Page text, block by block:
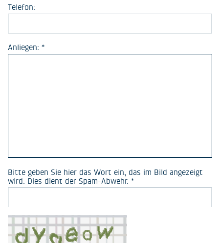
Telefon:
Anliegen: *
Bitte geben Sie hier das Wort ein, das im Bild angezeigt
wird. Dies dient der Spam-Abwehr. *